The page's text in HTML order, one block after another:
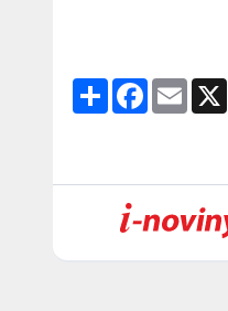
Share Facebook
Email